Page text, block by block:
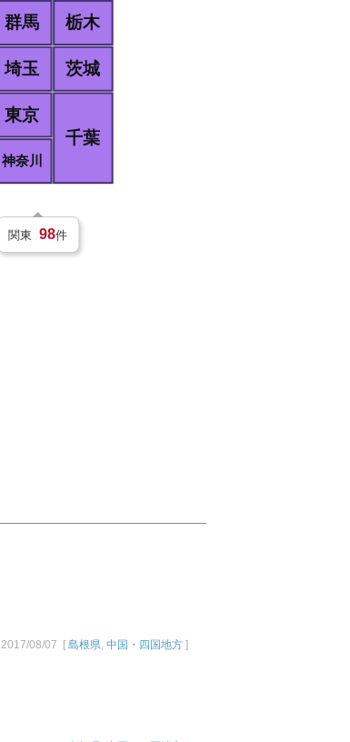
関東 98件
群馬 栃木
埼玉 茨城
東京
神奈川
千葉
2017/08/07 [ 島根県, 中国・四国地方 ]